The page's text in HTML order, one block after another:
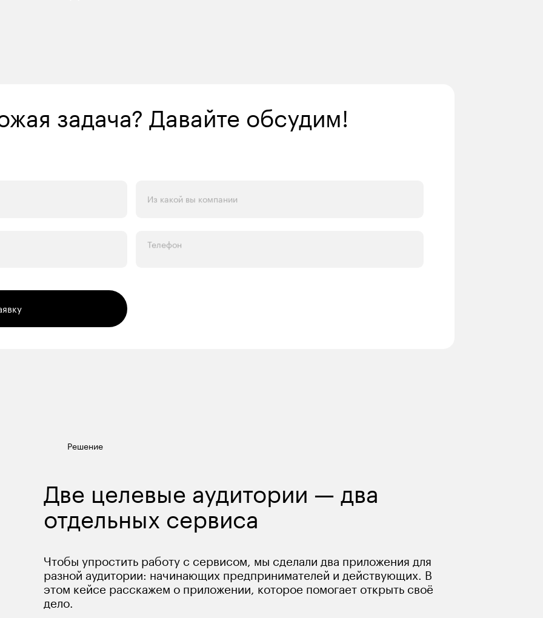
задача? Давайте обсудим!
Из какой вы компании
Телефон
Решение
Две целевые аудитории — два
отдельных сервиса
Чтобы упростить работу с сервисом, мы сделали два приложения для
разной аудитории: начинающих предпринимателей и действующих. В
этом кейсе расскажем о приложении, которое помогает открыть своё
дело.